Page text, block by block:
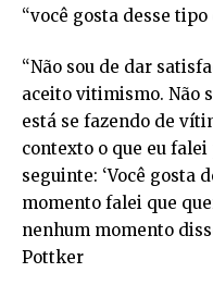
“você gosta desse tipo
“Não sou de dar
aceito vitimismo. Não
está se fazendo de
contexto o que eu
seguinte: ‘Você gosta
momento falei que
nenhum momento
Pottker